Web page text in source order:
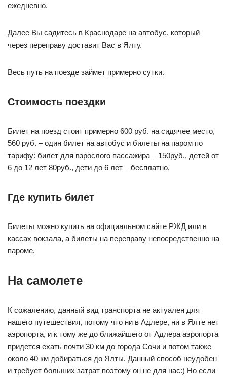
ежедневно.
Далее Вы садитесь в Краснодаре на автобус, который
через переправу доставит Вас в Ялту.
Весь путь на поезде займет примерно сутки.
Стоимость поездки
Билет на поезд стоит примерно 600 руб. на сидячее место,
560 руб. – один билет на автобус и билеты на паром по
тарифу: билет для взрослого пассажира – 150руб., детей от
6 до 12 лет 80руб., дети до 6 лет – бесплатно.
Где купить билет
Билеты можно купить на официальном сайте РЖД или в
кассах вокзала, а билеты на переправу непосредственно на
пароме.
На самолете
К сожалению, данный вид транспорта не актуален для
нашего путешествия, потому что ни в Адлере, ни в Ялте нет
аэропорта, и к тому же до ближайшего от Адлера аэропорта
придется ехать почти 30 км до города Сочи и потом также
около 40 км добираться до Ялты. Данный способ неудобен
и требует больших затрат поэтому он не для нас:) Но если